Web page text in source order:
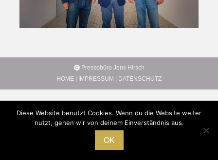
Pressebüro Jens Hirsch
HOME
IMPRESSUM DATENSCHUTZ
Diese Website benutzt Cookies. Wenn du die Website weiter
nutzt, gehen wir von deinem Einverständnis aus.
OK